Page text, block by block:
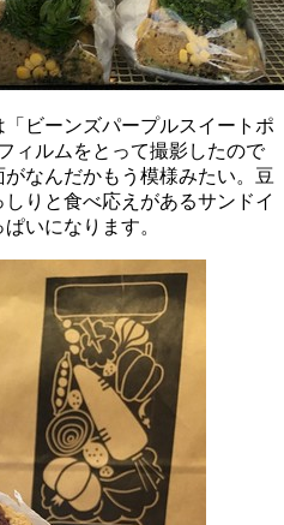
ビーンズパープルスイートポ
ィルムをとって撮影したので
なんだかもう模様みたい。豆
りと食べ応えがあるサンドイ
いになります。